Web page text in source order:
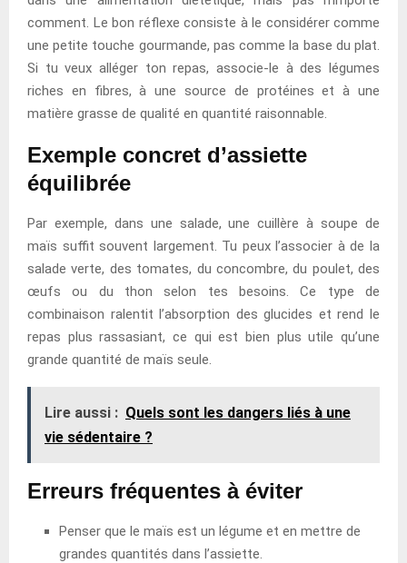
comment. Le bon réflexe consiste à le considérer comme
une petite touche gourmande, pas comme la base du plat.
Si tu veux alléger ton repas, associe-le à des légumes
riches en fibres, à une source de protéines et à une
matière grasse de qualité en quantité raisonnable.
Exemple concret d’assiette
équilibrée
Par exemple, dans une salade, une cuillère à soupe de
maïs suffit souvent largement. Tu peux l’associer à de la
salade verte, des tomates, du concombre, du poulet, des
œufs ou du thon selon tes besoins. Ce type de
combinaison ralentit l’absorption des glucides et rend le
repas plus rassasiant, ce qui est bien plus utile qu’une
grande quantité de maïs seule.
Lire aussi : Quels sont les dangers liés à une
vie sédentaire ?
Erreurs fréquentes à éviter
Penser que le maïs est un légume et en mettre de
grandes quantités dans l’assiette.